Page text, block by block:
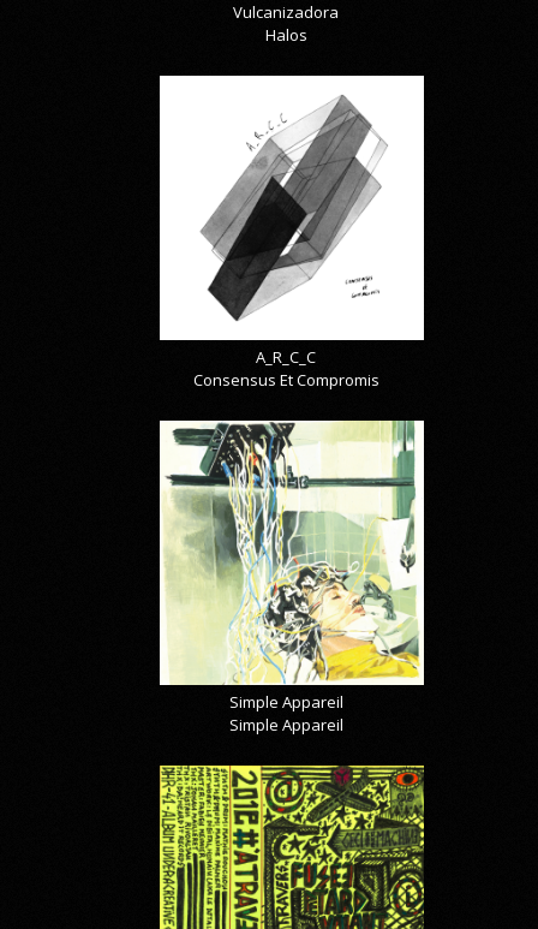
Vulcanizadora
Halos
A_R_C_C
Consensus Et Compromis
Simple Appareil
Simple Appareil